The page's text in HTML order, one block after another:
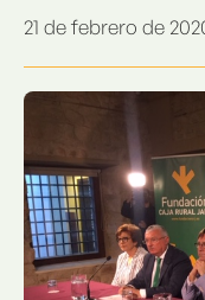
21 de febrero de